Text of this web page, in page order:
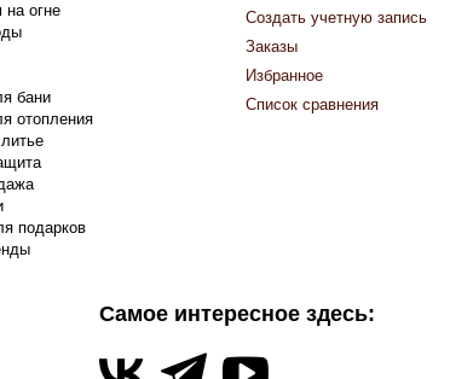
на огне
бани
отопления
подарков
Создать учетную запись
Заказы
Избранное
Список сравнения
Самое интересное здесь: